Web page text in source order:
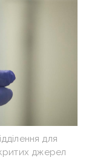
для
джерел